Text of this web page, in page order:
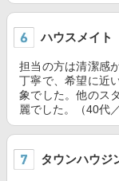
ハウスメイト
担当の方は清潔感
丁寧で、希望に近
象でした。他のス
麗でした。（40代
タウンハウジ